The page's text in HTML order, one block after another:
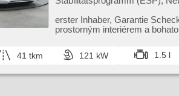
USB, 6x Airbag,
Frontscheibe, Uhr Spur,
erster Inhaber,​ Garantie
prostorným interiérem a
41 tkm 121 kW 1.5 l